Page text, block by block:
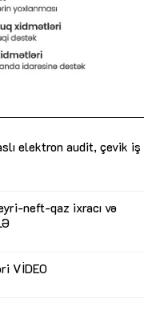
elektron audit, çevik iş
neft-qaz ixracı və
VİDEO